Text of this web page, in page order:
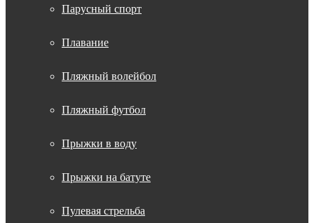
Парусный спорт
Плавание
Пляжный волейбол
Пляжный футбол
Прыжки в воду
Прыжки на батуте
Пулевая стрельба